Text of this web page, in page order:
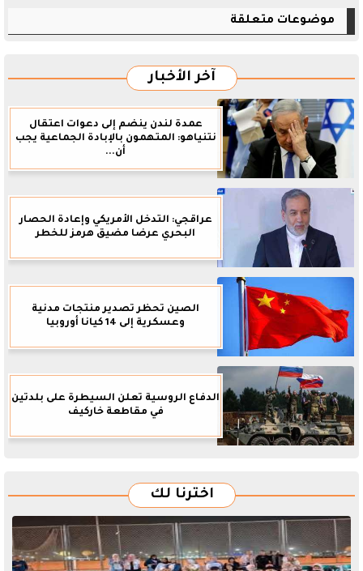
موضوعات متعلقة
آخر الأخبار
عمدة لندن ينضم إلى دعوات اعتقال
نتنياهو: المتهمون بالإبادة الجماعية يجب
أن...
عراقجي: التدخل الأمريكي وإعادة الحصار
البحري عرضا مضيق هرمز للخطر
الصين تحظر تصدير منتجات مدنية
وعسكرية إلى 14 كيانا أوروبيا
الدفاع الروسية تعلن السيطرة على بلدتين
في مقاطعة خاركيف
اخترنا لك